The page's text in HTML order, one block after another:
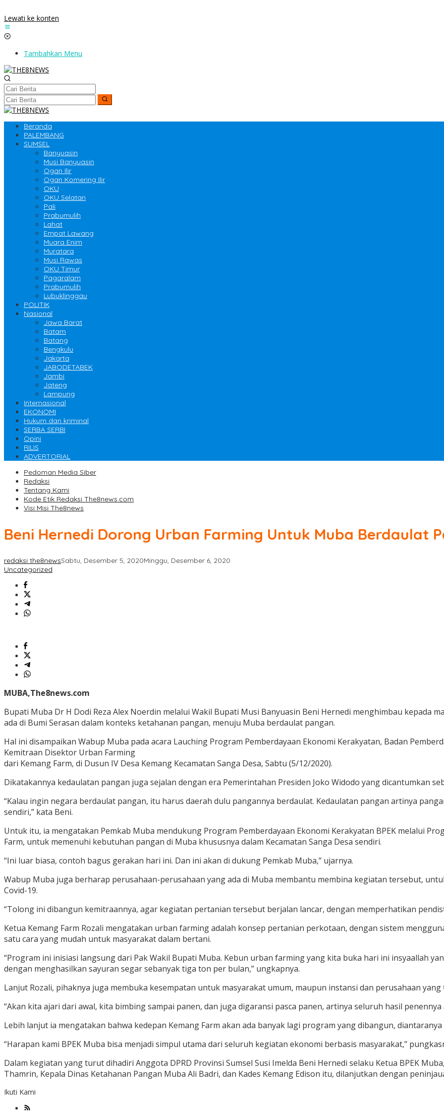
Lewati ke konten
Tambahkan Menu
Beranda
PALEMBANG
SUMSEL
Banyuasin
Musi Banyuasin
Ogan Ilir
Ogan Komering Ilir
OKU
OKU Selatan
Pali
Prabumulih
Lahat
Empat Lawang
Muara Enim
Muratara
Musi Rawas
OKU Timur
Pagaralam
Prabumulih
Lubuklinggau
POLITIK
Nasional
Jawa Barat
Batam
Batang
Bengkulu
Jakarta
JABODETABEK
Jambi
Jateng
Lampung
Internasional
EKONOMI
Hukum dan kriminal
SERBA SERBI
Opini
RILIS
ADVERTORIAL
Pedoman Media Siber
Redaksi
Tentang Kami
Kode Etik Redaksi The8news.com
Visi Misi The8news
Beni Hernedi Dorong Urban Farming Untuk Muba Berdaulat
redaksi the8newsSabtu, Desember 5, 2020Minggu, Desember 6, 2020
Uncategorized
MUBA,The8news.com
Bupati Muba Dr H Dodi Reza Alex Noerdin melalui Wakil Bupati Musi Banyuasin Beni Hernedi menghimbau kepada
ada di Bumi Serasan dalam konteks ketahanan pangan, menuju Muba berdaulat pangan.
Hal ini disampaikan Wabup Muba pada acara Lauching Program Pemberdayaan Ekonomi Kerakyatan, Badan
Kemitraan Disektor Urban Farming
dari Kemang Farm, di Dusun IV Desa Kemang Kecamatan Sanga Desa, Sabtu (5/12/2020).
Dikatakannya kedaulatan pangan juga sejalan dengan era Pemerintahan Presiden Joko Widodo yang dicantumkan
“Kalau ingin negara berdaulat pangan, itu harus daerah dulu pangannya berdaulat. Kedaulatan pangan artinya
sendiri,” kata Beni.
Untuk itu, ia mengatakan Pemkab Muba mendukung Program Pemberdayaan Ekonomi Kerakyatan BPEK melalui
Farm, untuk memenuhi kebutuhan pangan di Muba khususnya dalam Kecamatan Sanga Desa sendiri.
“Ini luar biasa, contoh bagus gerakan hari ini. Dan ini akan di dukung Pemkab Muba,” ujarnya.
Wabup Muba juga berharap perusahaan-perusahaan yang ada di Muba membantu membina kegiatan tersebut,
Covid-19.
“Tolong ini dibangun kemitraannya, agar kegiatan pertanian tersebut berjalan lancar, dengan memperhatikan
Ketua Kemang Farm Rozali mengatakan urban farming adalah konsep pertanian perkotaan, dengan sistem
satu cara yang mudah untuk masyarakat dalam bertani.
“Program ini inisiasi langsung dari Pak Wakil Bupati Muba. Kebun urban farming yang kita buka hari ini insyaallah
dengan menghasilkan sayuran segar sebanyak tiga ton per bulan,” ungkapnya.
Lanjut Rozali, pihaknya juga membuka kesempatan untuk masyarakat umum, maupun instansi dan perusahaan
“Akan kita ajari dari awal, kita bimbing sampai panen, dan juga digaransi pasca panen, artinya seluruh hasil penennya
Lebih lanjut ia mengatakan bahwa kedepan Kemang Farm akan ada banyak lagi program yang dibangun,
“Harapan kami BPEK Muba bisa menjadi simpul utama dari seluruh kegiatan ekonomi berbasis masyarakat,”
Dalam kegiatan yang turut dihadiri Anggota DPRD Provinsi Sumsel Susi Imelda Beni Hernedi selaku Ketua BPEK
Thamrin, Kepala Dinas Ketahanan Pangan Muba Ali Badri, dan Kades Kemang Edison itu, dilanjutkan dengan
Ikuti Kami